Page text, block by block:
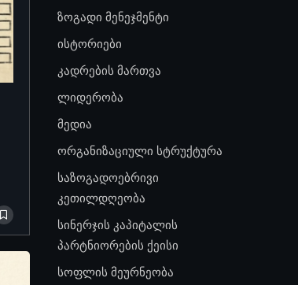
ზოგადი მენეჯმენტი
ისტორიები
კადრების მართვა
ლიდერობა
მედია
ორგანიზაციული სტრუქტურა
საზოგადოებრივი
კეთილდღეობა
სინერჯის კაპიტალის
პარტნიორების ქეისი
სოფლის მეურნეობა